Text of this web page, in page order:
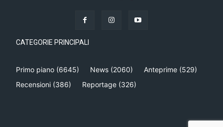
CATEGORIE PRINCIPALI
Primo piano (6645) News (2060) Anteprime (529)
Recensioni (386) Reportage (326)